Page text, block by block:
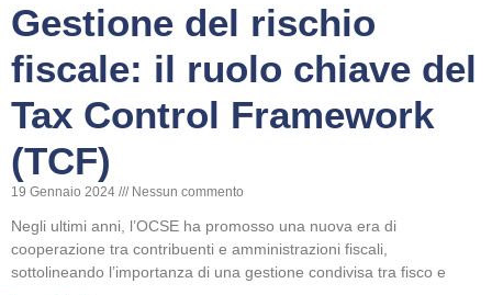
Gestione del rischio
fiscale: il ruolo chiave del
Tax Control Framework
(TCF)
19 Gennaio 2024 Nessun commento
Negli ultimi anni, l’OCSE ha promosso una nuova era di
cooperazione tra contribuenti e amministrazioni fiscali,
sottolineando l’importanza di una gestione condivisa tra fisco e